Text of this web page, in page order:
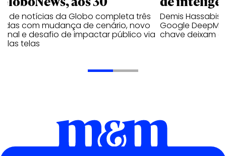
de notícias da Globo completa três
com mudança de cenário, novo
e desafio de impactar público via
telas
Demis
Google
chave deixam a